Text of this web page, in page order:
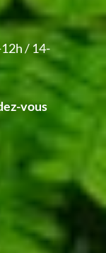
/ 14-
vous